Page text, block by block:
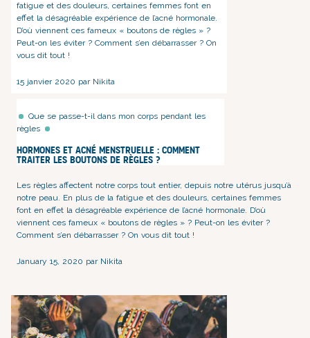
fatigue et des douleurs, certaines femmes font en
effet la désagréable expérience de l’acné hormonale.
D’où viennent ces fameux « boutons de règles » ?
Peut-on les éviter ? Comment s’en débarrasser ? On
vous dit tout !
15 janvier 2020 par Nikita
Que se passe-t-il dans mon corps pendant les
règles
Hormones et acné menstruelle : comment
traiter les boutons de règles ?
Les règles affectent notre corps tout entier, depuis notre utérus jusqu’à
notre peau. En plus de la fatigue et des douleurs, certaines femmes
font en effet la désagréable expérience de l’acné hormonale. D’où
viennent ces fameux « boutons de règles » ? Peut-on les éviter ?
Comment s’en débarrasser ? On vous dit tout !
January 15, 2020 par Nikita